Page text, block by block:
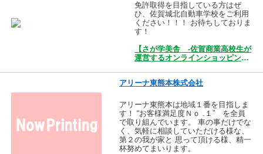
免許取得を目指している方はぜ
ひ、佐賀城北自動車学校をご利用
ください！！！ お待ちしておりま
す！
【さが学美舎 -佐賀商業高校生が
運営するオンラインショッピング
アリーナ東熊本株式会社
アリーナ東熊本は地域１番を目指しま
す！ “お客様満足度Ｎｏ .１” を全員
で取り組んでいます。 車の事だけでな
く、気軽に相談していただける様な、
第２の我が家と 思って頂ける様、精一
杯努めてまいります。